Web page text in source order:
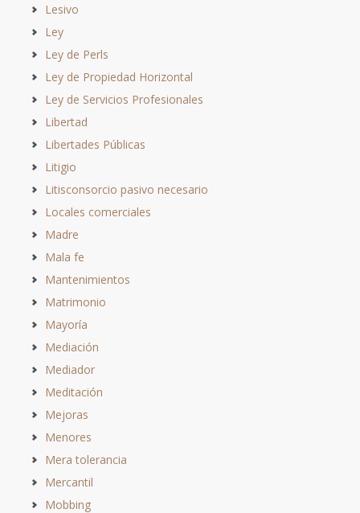
Lesivo
Ley
Ley de Perls
Ley de Propiedad Horizontal
Ley de Servicios Profesionales
Libertad
Libertades Públicas
Litigio
Litisconsorcio pasivo necesario
Locales comerciales
Madre
Mala fe
Mantenimientos
Matrimonio
Mayoría
Mediación
Mediador
Meditación
Mejoras
Menores
Mera tolerancia
Mercantil
Mobbing